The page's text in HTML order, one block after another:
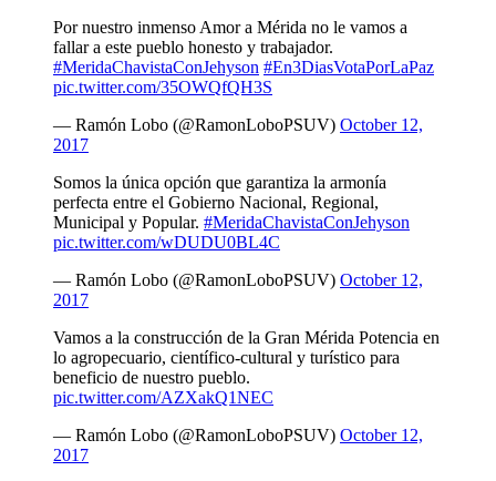
Por nuestro inmenso Amor a Mérida no le vamos a
fallar a este pueblo honesto y trabajador.
#MeridaChavistaConJehyson #En3DiasVotaPorLaPaz
pic.twitter.com/35OWQfQH3S
— Ramón Lobo (@RamonLoboPSUV) October 12,
2017
Somos la única opción que garantiza la armonía
perfecta entre el Gobierno Nacional, Regional,
Municipal y Popular. #MeridaChavistaConJehyson
pic.twitter.com/wDUDU0BL4C
— Ramón Lobo (@RamonLoboPSUV) October 12,
2017
Vamos a la construcción de la Gran Mérida Potencia en
lo agropecuario, científico-cultural y turístico para
beneficio de nuestro pueblo.
pic.twitter.com/AZXakQ1NEC
— Ramón Lobo (@RamonLoboPSUV) October 12,
2017